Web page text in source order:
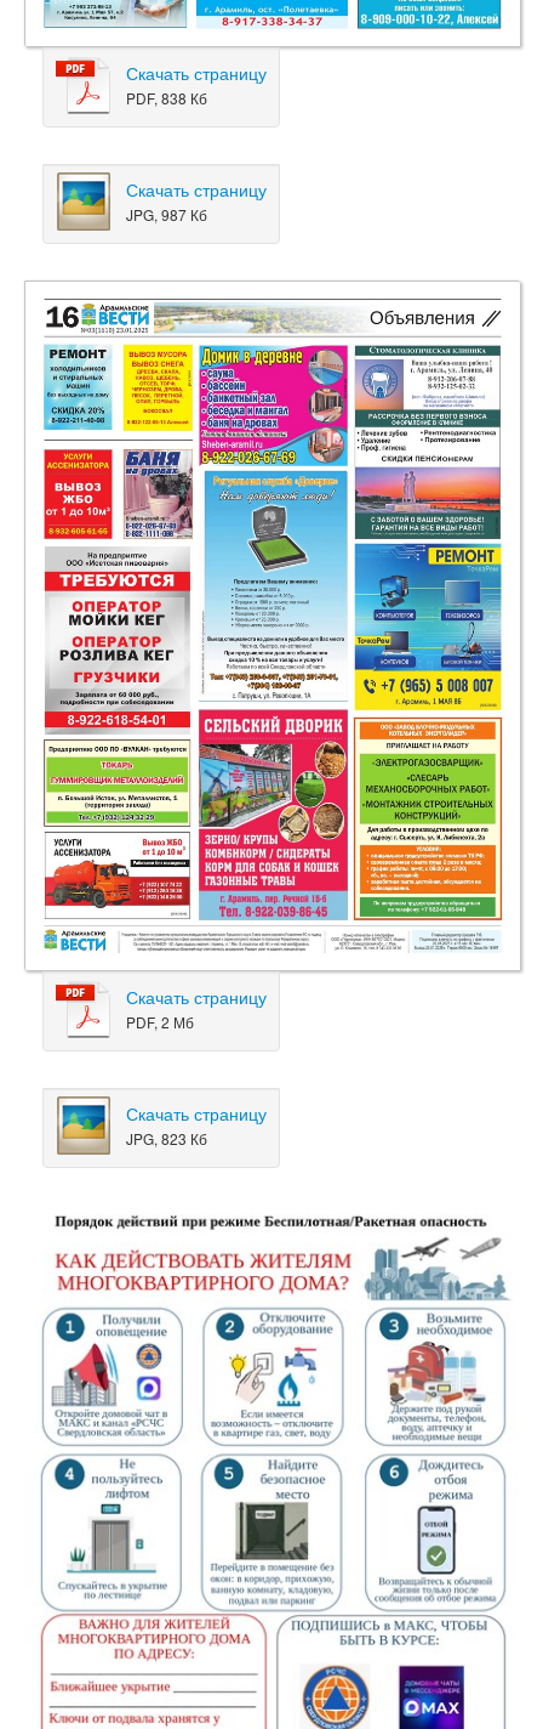
Скачать страницу
PDF, 838 Кб
Скачать страницу
JPG, 987 Кб
Скачать страницу
PDF, 2 Мб
Скачать страницу
JPG, 823 Кб